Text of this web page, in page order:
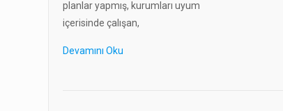
planlar yapmış, kurumları uyum
içerisinde çalışan,
Devamını Oku